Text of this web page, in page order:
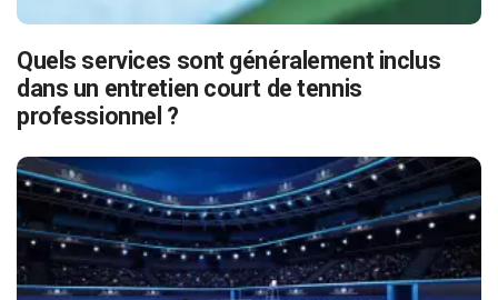
Quels services sont généralement inclus
dans un entretien court de tennis
professionnel ?